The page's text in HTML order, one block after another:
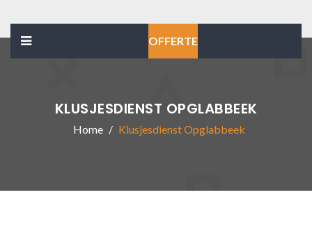
OFFERTE
KLUSJESDIENST OPGLABBEEK
Home Klusjesdienst Opglabbeek